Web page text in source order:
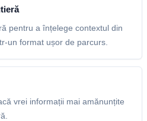
pentru a înțelege contextul din
un format ușor de parcurs.
vrei informații mai amănunțite